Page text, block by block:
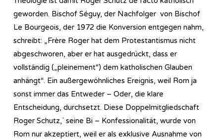
geworden. Bischof Séguy, der Nachfolger von Bischof
Le Bourgeois, der 1972 die Konversion entgegen nahm,
schreibt: „Frère Roger hat dem Protestantismus nicht
abgeschworen, aber er hat ausgedrückt, dass er
vollständig („pleinement“) dem katholischen Glauben
anhängt“. Ein außergewöhnliches Ereignis, weil Rom ja
sonst immer das Entweder – Oder, die klare
Entscheidung, durchsetzt. Diese Doppelmitgliedschaft
Roger Schutz,` seine Bi – Konfessionalität, wurde von
Rom nur akzeptiert, weil er als exklusive Ausnahme von